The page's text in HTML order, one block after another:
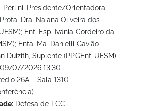
Perlini, Presidente/Orientadora
Dra. Naiana Oliveira dos
Enf. Esp. Ivânia Cordeiro da
Enfa. Ma. Danielli Gavião
Duizith, Suplente (PPGEnf-UFSM)
09/07/2026 13:30
26A – Sala 1310
Defesa de TCC